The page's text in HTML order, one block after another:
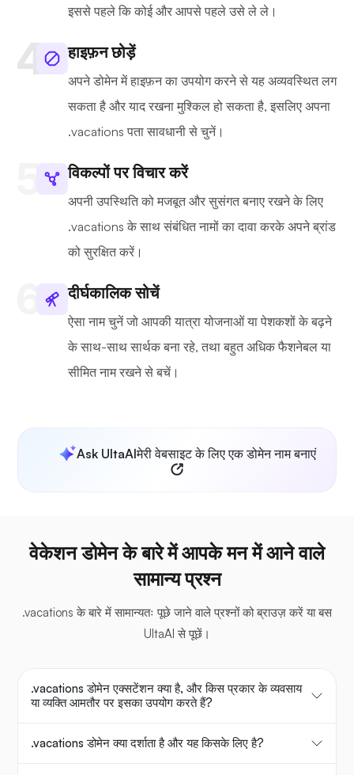
इससे पहले कि कोई और आपसे पहले उसे ले ले।
हाइफ़न छोड़ें
अपने डोमेन में हाइफ़न का उपयोग करने से यह अव्यवस्थित लग
सकता है और याद रखना मुश्किल हो सकता है, इसलिए अपना
.vacations पता सावधानी से चुनें।
विकल्पों पर विचार करें
अपनी उपस्थिति को मजबूत और सुसंगत बनाए रखने के लिए
.vacations के साथ संबंधित नामों का दावा करके अपने ब्रांड
को सुरक्षित करें।
दीर्घकालिक सोचें
ऐसा नाम चुनें जो आपकी यात्रा योजनाओं या पेशकशों के बढ़ने
के साथ-साथ सार्थक बना रहे, तथा बहुत अधिक फैशनेबल या
सीमित नाम रखने से बचें।
Ask UltaAIमेरी वेबसाइट के लिए एक डोमेन नाम बनाएं
वेकेशन डोमेन के बारे में आपके मन में आने वाले
सामान्य प्रश्न
.vacations के बारे में सामान्यतः पूछे जाने वाले प्रश्नों को ब्राउज़ करें या बस
UltaAI से पूछें।
.vacations डोमेन एक्सटेंशन क्या है, और किस प्रकार के व्यवसाय
या व्यक्ति आमतौर पर इसका उपयोग करते हैं?
.vacations डोमेन क्या दर्शाता है और यह किसके लिए है?